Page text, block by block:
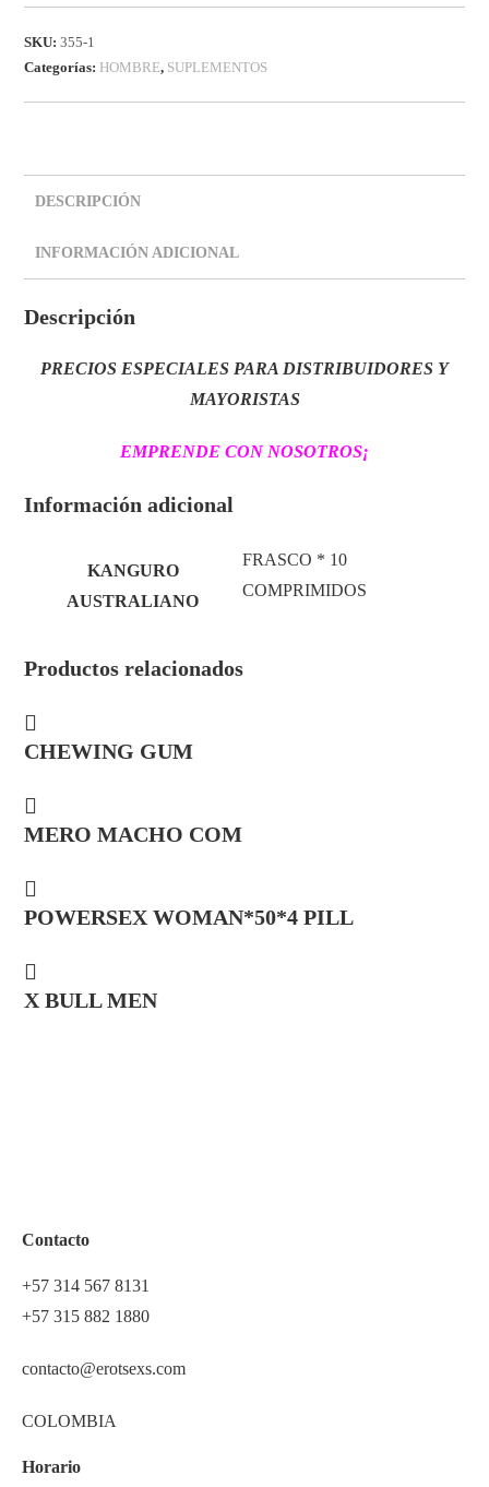
SKU:355-1
Categorías: HOMBRE, SUPLEMENTOS
DESCRIPCIÓN
INFORMACIÓN ADICIONAL
Descripción
PRECIOS ESPECIALES PARA DISTRIBUIDORES Y
MAYORISTAS
EMPRENDE CON NOSOTROS¡
Información adicional
KANGURO
AUSTRALIANO
FRASCO * 10
COMPRIMIDOS
Productos relacionados
CHEWING GUM
MERO MACHO COM
POWERSEX WOMAN*50*4 PILL
X BULL MEN
Contacto
+57 314 567 8131
+57 315 882 1880
contacto@erotsexs.com
COLOMBIA
Horario